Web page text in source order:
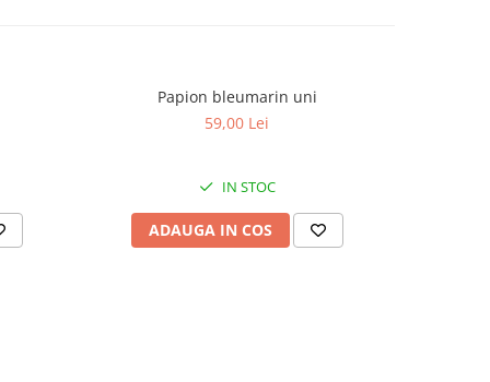
Papion bleumarin uni
59,00 Lei
IN STOC
ADAUGA IN COS